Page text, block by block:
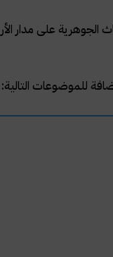
على مدار
للموضوعات التالية: